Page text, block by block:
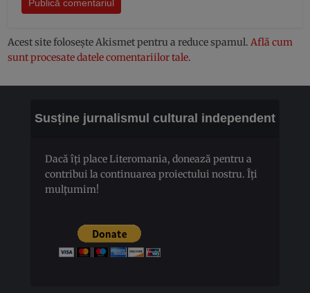
Acest site folosește Akismet pentru a reduce spamul.Află cum
sunt procesate datele comentariilor tale.
Susține jurnalismul cultural independent
Dacă îți place Literomania, donează pentru a
contribui la continuarea proiectului nostru. Îți
mulțumim!